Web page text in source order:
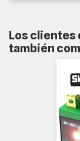
Los clientes
también